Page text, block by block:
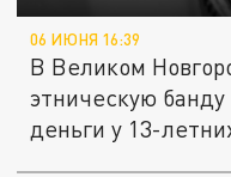
06 ИЮНЯ 16:39
В Великом
этническую
деньги у 13-